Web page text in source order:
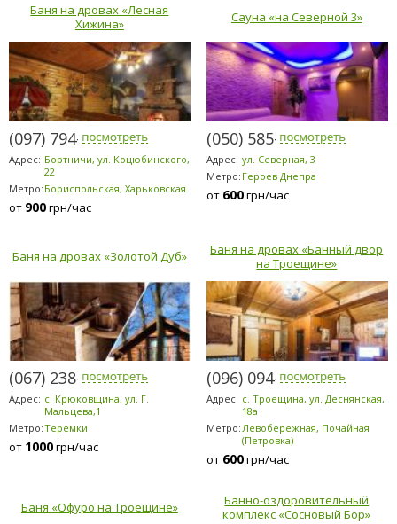
Баня на дровах «Лесная
Хижина»
(097) 794-2303
Адрес: Бортничи, ул. Коцюбинского,
22
Метро: Бориспольская, Харьковская
от 900грн/час
Сауна «на Северной 3»
(050) 585-1371
Адрес: ул. Северная, 3
Метро: Героев Днепра
от 600грн/час
Баня на дровах «Золотой Дуб»
(067) 238-8080
Адрес: с. Крюковщина, ул. Г.
Мальцева,1
Метро:Теремки
от 1000грн/час
Баня на дровах «Банный двор
на Троещине»
(096) 094-5294
Адрес: с. Троещина, ул. Деснянская,
18а
Метро: Левобережная, Почайная
(Петровка)
от 600грн/час
Баня «Офуро на Троещине»
Банно-оздоровительный
комплекс «Сосновый Бор»